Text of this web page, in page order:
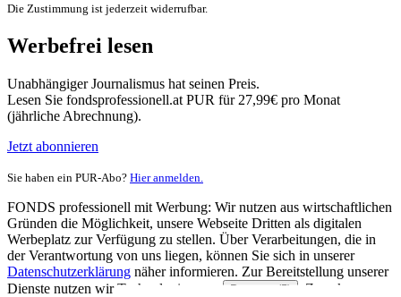
Die Zustimmung ist jederzeit widerrufbar.
Werbefrei lesen
Unabhängiger Journalismus hat seinen Preis.
Lesen Sie fondsprofessionell.at PUR für 27,99€ pro Monat
(jährliche Abrechnung).
Jetzt abonnieren
Sie haben ein PUR-Abo? Hier anmelden.
FONDS professionell mit Werbung: Wir nutzen aus wirtschaftlichen
Gründen die Möglichkeit, unsere Webseite Dritten als digitalen
Werbeplatz zur Verfügung zu stellen. Über Verarbeitungen, die in
der Verantwortung von uns liegen, können Sie sich in unserer
Datenschutzerklärung näher informieren. Zur Bereitstellung unserer
Dienste nutzen wir Technologien von
Partnern (5)
. Zwecke: